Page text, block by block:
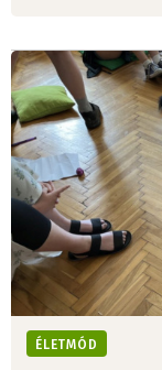
ÉLETMÓD